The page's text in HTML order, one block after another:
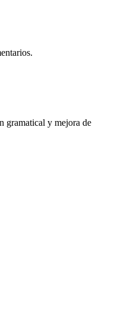
gramatical y mejora de